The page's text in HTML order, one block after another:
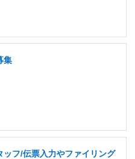
集
フ/伝票入力やファイリング